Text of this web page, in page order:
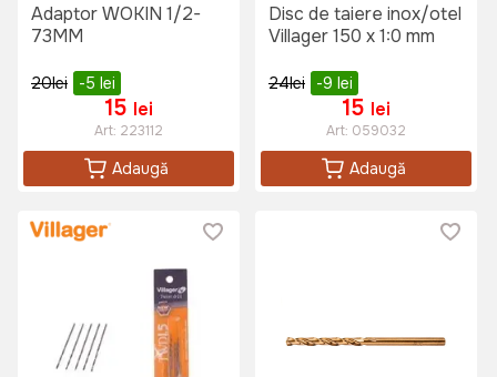
Adaptor WOKIN 1/2-
73MM
20lei -5 lei
15 lei
Art: 223112
Adaugă
Disc de taiere inox/otel
Villager 150 x 1:0 mm
24lei -9 lei
15 lei
Art: 059032
Adaugă